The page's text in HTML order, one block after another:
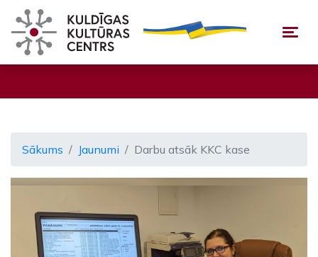
Sākums Jaunumi Darbu atsāk KKC kase